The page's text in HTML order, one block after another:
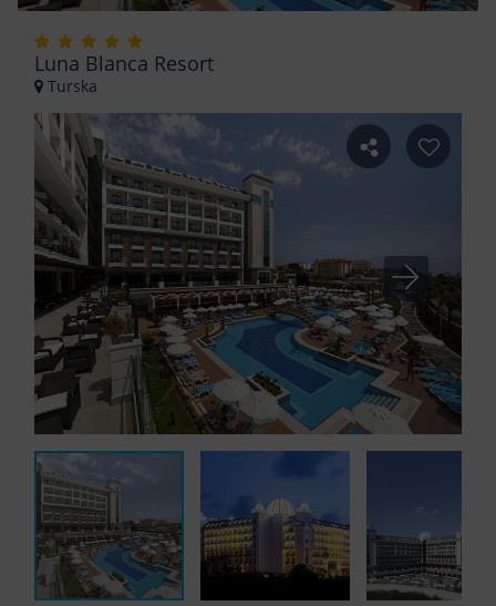
Luna Blanca Resort
Turska